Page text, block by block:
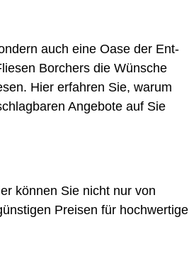
auch eine Oase der Ent­
Bor­chers die Wün­sche
Hier erfah­ren Sie, war­um
Ange­bo­te auf Sie
kön­nen Sie nicht nur von
Prei­sen für hoch­wer­ti­ge